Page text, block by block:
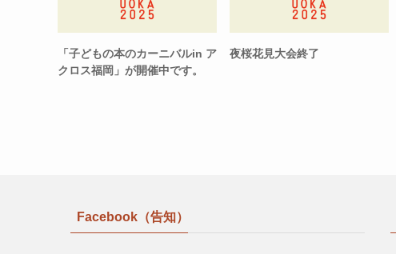
「子どもの本のカーニバルin ア
クロス福岡」が開催中です。
夜桜花見大会終了
Facebook（告知）